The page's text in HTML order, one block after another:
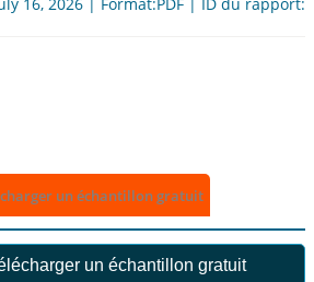
16, 2026 | Format:PDF | ID du rapport:
un échantillon gratuit
un échantillon gratuit